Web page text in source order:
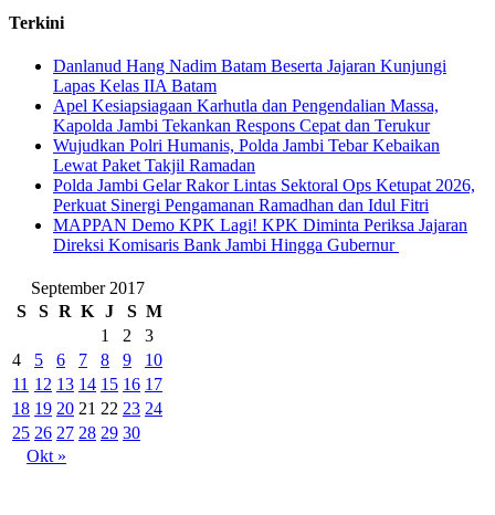
Terkini
Danlanud Hang Nadim Batam Beserta Jajaran Kunjungi
Lapas Kelas IIA Batam
Apel Kesiapsiagaan Karhutla dan Pengendalian Massa,
Kapolda Jambi Tekankan Respons Cepat dan Terukur
Wujudkan Polri Humanis, Polda Jambi Tebar Kebaikan
Lewat Paket Takjil Ramadan
Polda Jambi Gelar Rakor Lintas Sektoral Ops Ketupat 2026,
Perkuat Sinergi Pengamanan Ramadhan dan Idul Fitri
‎MAPPAN Demo KPK Lagi! KPK Diminta Periksa Jajaran
Direksi Komisaris Bank Jambi Hingga Gubernur ‎
September 2017
S
S R K J S M
1
2
3
4
5 6 7 8 9
10
11 12 13 14 15 16 17
18 19 20 21 22 23 24
25 26 27 28 29 30
Okt »